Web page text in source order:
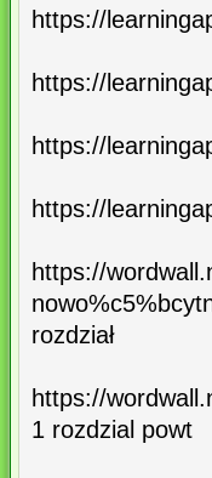
https://
https://
https://
https://
https://
rozdział
https://
1 rozdzial powt